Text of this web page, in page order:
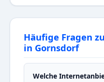
Häufige Fragen
in Gornsdorf
Welche